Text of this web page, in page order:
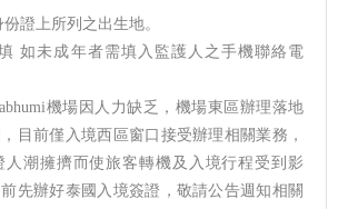
證上所列之出生地。
如未成年者需填入監護人之手機聯絡電
機場因人力缺乏，機場東區辦理落地
目前僅入境西區窗口接受辦理相關業務，
人潮擁擠而使旅客轉機及入境行程受到影
先辦好泰國入境簽證，敬請公告週知相關